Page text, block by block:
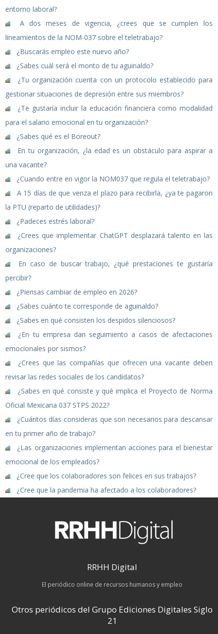
entorno laboral?
A dos meses de vigencia, ¿crees que se cumplen los
lineamientos de la NOM-037 sobre el teletrabajo?
¿Buscarás empleo este nuevo año?
¿Sabes cuál será el monto de tu aguinaldo?
¿Tu organización cuenta con un protocolo establecido para
gestionar situaciones de depresión entre sus miembros?
¿Te gustaría incluir la educación financiera como modalidad
para el salario emocional en tu organización?
¿Sabes qué es el Boreout?
En tu organización, ¿la edad es un obstáculo para aspirar a
una vacante?
¿Cuando entre en vigor la NOM037 que regula el teletrabajo?
A 15 días de que venza el plazo para recibirla, ¿ya te pagaron
la PTU (reparto de utilidades)?
¿Padeces estrés laboral?
¿Crees que implementar ChatGPT desplazará talento en las
organizaciones?
En caso de buscar trabajo, ¿qué prestaciones te gustaría
percibir?
¿Piensas cambiar de empleo en 2026?
¿Sabes cuánto te corresponde de aguinaldo?
¿Sabes en qué consisten los despidos silenciosos?
¿En tu empresa dan seguimiento a casos de afectaciones
emocionales por sismos?
¿Crees que las compañías que ofrecen una vacante deben
revisar las redes sociales de los candidatos?
¿Sabes en qué consiste y qué implica el Proyecto de Norma
Oficial Mexicana 037 STPS 2022?
¿Cuántos días consideras que son necesarios para descansar
en tu primer año de trabajo?
¿Las organizaciones implementan acciones para el bienestar
emocional de los empleados?
¿Cree que los colaboradores son felices en sus trabajos?
¿Cree que la pandemia ha afectado a los colaboradores?
RRHH Digital
El periódico online de recursos humanos y empleo
Otros periódicos del Grupo Ediciones Digitales Siglo
21